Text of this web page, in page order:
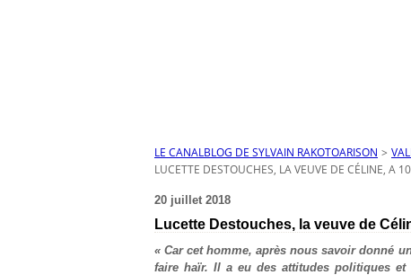
LE CANALBLOG DE SYLVAIN RAKOTOARISON >
LUCETTE DESTOUCHES, LA VEUVE DE CÉLINE, A
20 juillet 2018
Lucette Destouches, la veuve de
« Car cet homme, après nous savoir donné
faire haïr. Il a eu des attitudes politiques